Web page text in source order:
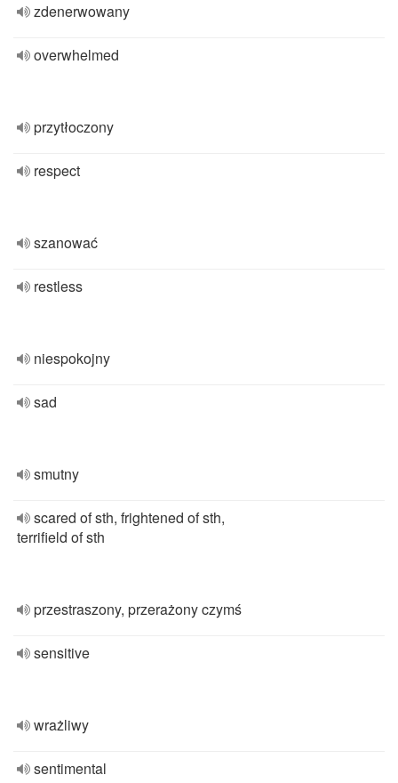
zdenerwowany
overwhelmed
przytłoczony
respect
szanować
restless
niespokojny
sad
smutny
scared of sth, frightened of sth,
terrifield of sth
przestraszony, przerażony czymś
sensitive
wrażliwy
sentimental